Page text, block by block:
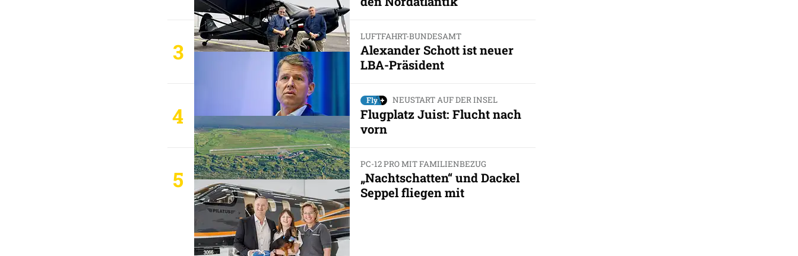
3
LUFTFAHRT-BUNDESAMT
Alexander Schott ist neuer
LBA-Präsident
4
NEUSTART AUF DER INSEL
Flugplatz Juist: Flucht nach
vorn
5
PC-12 PRO MIT FAMILIENBEZUG
„Nachtschatten“ und Dackel
Seppel fliegen mit